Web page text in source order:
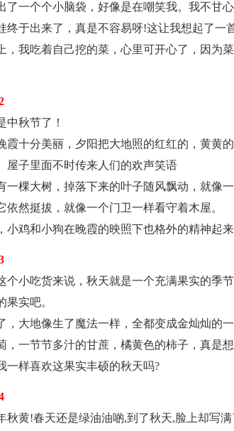
了一个个小脑袋，好像是在嘲笑我。我不甘
终于出来了，真是不容易呀!这让我想起了一
，我吃着自己挖的菜，心里可开心了，因为
中秋节了！
霞十分美丽，夕阳把大地照的红红的，黄黄
屋子里面不时传来人们的欢声笑语
一棵大树，掉落下来的叶子随风飘动，就像
依然挺拔，就像一个门卫一样看守着木屋。
小鸡和小狗在晚霞的映照下也格外的精神起来
个小吃货来说，秋天就是一个充满果实的季
果实吧。
，大地像生了魔法一样，全都变成金灿灿的
，一节节多汁的甘蔗，橘黄色的柿子，真是想
一样喜欢这果实丰硕的秋天吗?
秋黄!春天还是绿油油啲,到了秋天,脸上却写满